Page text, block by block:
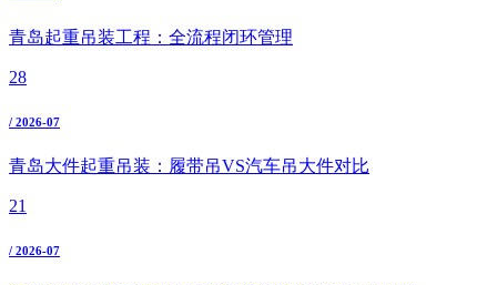
青岛起重吊装工程：全流程闭环管理
28
/ 2026-07
青岛大件起重吊装：履带吊VS汽车吊大件对比
21
/ 2026-07